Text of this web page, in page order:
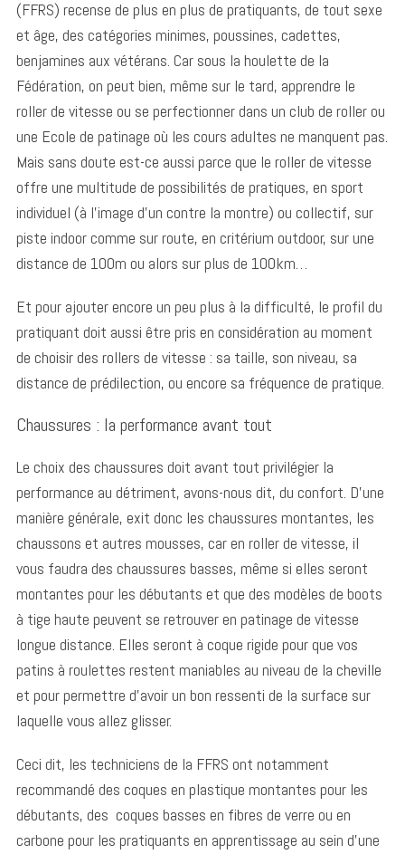
(FFRS) recense de plus en plus de pratiquants, de tout sexe
et âge, des catégories minimes, poussines, cadettes,
benjamines aux vétérans. Car sous la houlette de la
Fédération, on peut bien, même sur le tard, apprendre le
roller de vitesse ou se perfectionner dans un club de roller ou
une Ecole de patinage où les cours adultes ne manquent pas.
Mais sans doute est-ce aussi parce que le roller de vitesse
offre une multitude de possibilités de pratiques, en sport
individuel (à l’image d’un contre la montre) ou collectif, sur
piste indoor comme sur route, en critérium outdoor, sur une
distance de 100m ou alors sur plus de 100km…
Et pour ajouter encore un peu plus à la difficulté, le profil du
pratiquant doit aussi être pris en considération au moment
de choisir des rollers de vitesse : sa taille, son niveau, sa
distance de prédilection, ou encore sa fréquence de pratique.
Chaussures : la performance avant tout
Le choix des chaussures doit avant tout privilégier la
performance au détriment, avons-nous dit, du confort. D’une
manière générale, exit donc les chaussures montantes, les
chaussons et autres mousses, car en roller de vitesse, il
vous faudra des chaussures basses, même si elles seront
montantes pour les débutants et que des modèles de boots
à tige haute peuvent se retrouver en patinage de vitesse
longue distance. Elles seront à coque rigide pour que vos
patins à roulettes restent maniables au niveau de la cheville
et pour permettre d’avoir un bon ressenti de la surface sur
laquelle vous allez glisser.
Ceci dit, les techniciens de la FFRS ont notamment
recommandé des coques en plastique montantes pour les
débutants, des coques basses en fibres de verre ou en
carbone pour les pratiquants en apprentissage au sein d’une